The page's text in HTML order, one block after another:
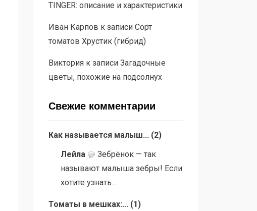
TINGER: описание и характеристики
Иван Карпов к записи Сорт
томатов Хрустик (гибрид)
Викторияк записи Загадочные
цветы, похожие на подсолнух
Свежие комментарии
Как называется малыш... (2)
Лейла
Зебрёнок — так
называют малыша зебры! Если
хотите узнать...
Томаты в мешках:... (1)